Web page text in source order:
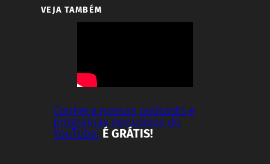
VEJA TAMBÉM
Conheça nossos podcasts e
programas exclusivos do
YouTube! É GRÁTIS!